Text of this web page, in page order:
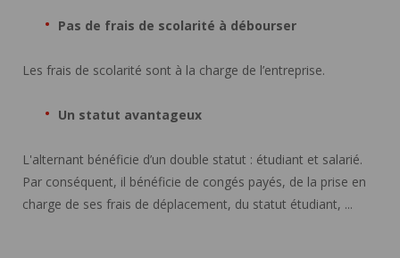
Pas de frais de scolarité à débourser
Les frais de scolarité sont à la charge de l’entreprise.
Un statut avantageux
L'alternant bénéficie d’un double statut : étudiant et salarié.
Par conséquent, il bénéficie de congés payés, de la prise en
charge de ses frais de déplacement, du statut étudiant, ...